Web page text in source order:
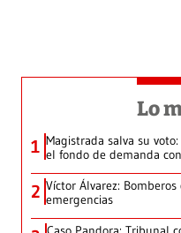
Lo
1 Magistrada salva su
el fondo de demanda
2 Víctor Álvarez:
emergencias